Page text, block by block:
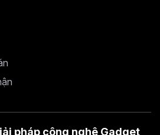
pháp công nghệ Gadget